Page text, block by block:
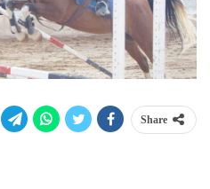
Share